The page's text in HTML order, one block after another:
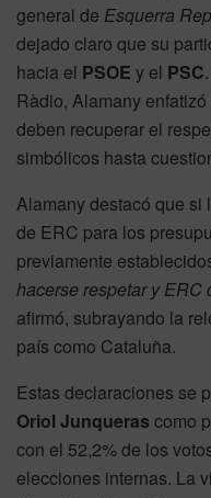
general de Esquerra
dejado claro que su
hacia el PSOE y el PSC
Ràdio, Alamany
deben recuperar el
simbólicos hasta
Alamany destacó que si
de ERC para los
previamente
hacerse respetar y ERC
afirmó, subrayando la
país como Cataluña.
Estas declaraciones se
Oriol Junqueras como
con el 52,2% de los
elecciones internas. La